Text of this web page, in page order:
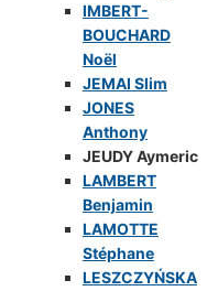
IMBERT-
BOUCHARD
Noël
JEMAI Slim
JONES
Anthony
JEUDY Aymeric
LAMBERT
Benjamin
LAMOTTE
Stéphane
LESZCZYŃSKA